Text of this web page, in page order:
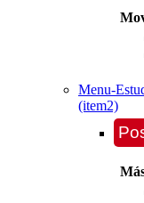
Menu-
(item2)